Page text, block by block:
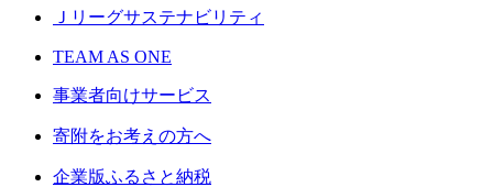
Ｊリーグサステナビリティ
TEAM AS ONE
事業者向けサービス
寄附をお考えの方へ
企業版ふるさと納税